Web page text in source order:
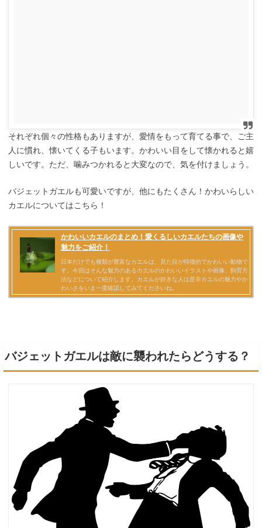
それぞれ個々の性格もありますが、愛情をもって育てる事で、ご主
人に慣れ、懐いてくる子もいます。かわいい目をして懐かれると嬉
しいです。ただ、噛みつかれると大変なので、気を付けましょう。
バジェットガエルも可愛いですが、他にもたくさん！かわいらしい
カエルについてはこちら！
バジェットガエルは敵に襲われたらどうする？